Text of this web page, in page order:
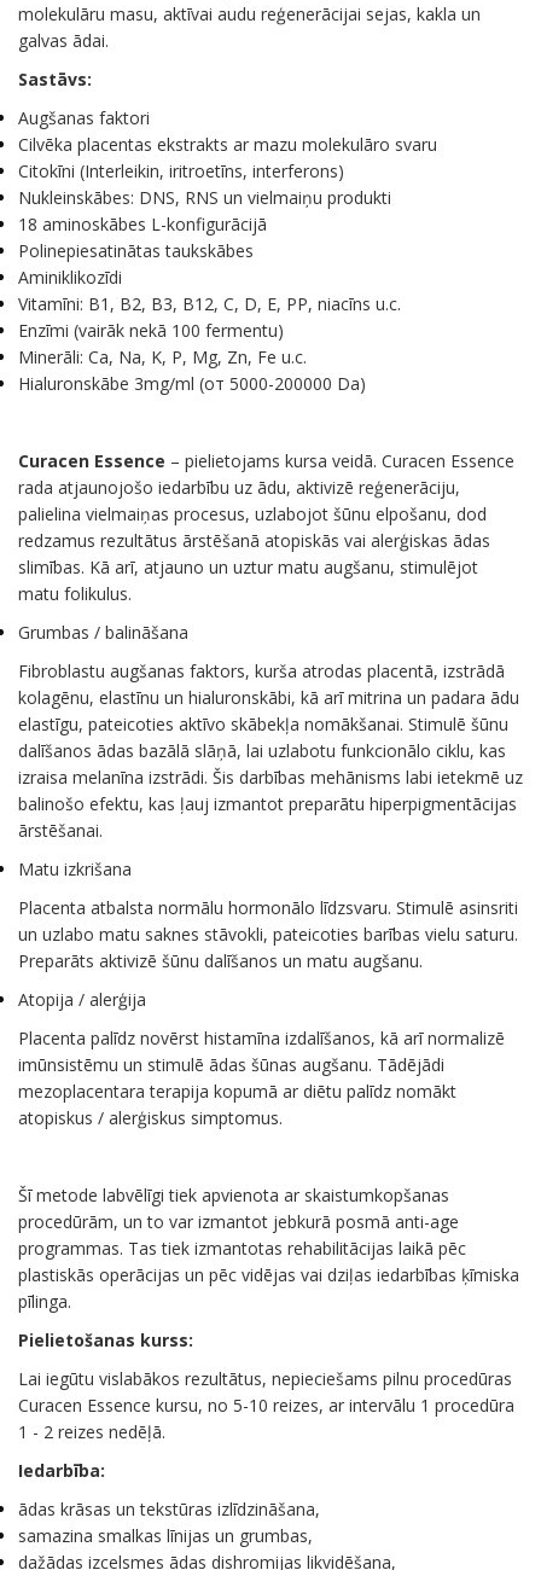
molekulāru masu, aktīvai audu reģenerācijai sejas, kakla un
galvas ādai.
Sastāvs:
Augšanas faktori
Cilvēka placentas ekstrakts ar mazu molekulāro svaru
Citokīni (Interleikin, iritroetīns, interferons)
Nukleinskābes: DNS, RNS un vielmaiņu produkti
18 aminoskābes L-konfigurācijā
Polinepiesatinātas taukskābes
Aminiklikozīdi
Vitamīni: B1, B2, B3, B12, C, D, E, PP, niacīns u.c.
Enzīmi (vairāk nekā 100 fermentu)
Minerāli: Ca, Na, K, P, Mg, Zn, Fe u.c.
Hialuronskābe 3mg/ml (от 5000-200000 Da)
Curacen Essence – pielietojams kursa veidā. Curacen Essence
rada atjaunojošo iedarbību uz ādu, aktivizē reģenerāciju,
palielina vielmaiņas procesus, uzlabojot šūnu elpošanu, dod
redzamus rezultātus ārstēšanā atopiskās vai alerģiskas ādas
slimības. Kā arī, atjauno un uztur matu augšanu, stimulējot
matu folikulus.
Grumbas / balināšana
Fibroblastu augšanas faktors, kurša atrodas placentā, izstrādā
kolagēnu, elastīnu un hialuronskābi, kā arī mitrina un padara ādu
elastīgu, pateicoties aktīvo skābekļa nomākšanai. Stimulē šūnu
dalīšanos ādas bazālā slāņā, lai uzlabotu funkcionālo ciklu, kas
izraisa melanīna izstrādi. Šis darbības mehānisms labi ietekmē uz
balinošo efektu, kas ļauj izmantot preparātu hiperpigmentācijas
ārstēšanai.
Matu izkrišana
Placenta atbalsta normālu hormonālo līdzsvaru. Stimulē asinsriti
un uzlabo matu saknes stāvokli, pateicoties barības vielu saturu.
Preparāts aktivizē šūnu dalīšanos un matu augšanu.
Atopija / alerģija
Placenta palīdz novērst histamīna izdalīšanos, kā arī normalizē
imūnsistēmu un stimulē ādas šūnas augšanu. Tādējādi
mezoplacentara terapija kopumā ar diētu palīdz nomākt
atopiskus / alerģiskus simptomus.
Šī metode labvēlīgi tiek apvienota ar skaistumkopšanas
procedūrām, un to var izmantot jebkurā posmā anti-age
programmas. Tas tiek izmantotas rehabilitācijas laikā pēc
plastiskās operācijas un pēc vidējas vai dziļas iedarbības ķīmiska
pīlinga.
Pielietošanas kurss:
Lai iegūtu vislabākos rezultātus, nepieciešams pilnu procedūras
Curacen Essence kursu, no 5-10 reizes, ar intervālu 1 procedūra
1 - 2 reizes nedēļā.
Iedarbība:
ādas krāsas un tekstūras izlīdzināšana,
samazina smalkas līnijas un grumbas,
dažādas izcelsmes ādas dishromijas likvidēšana,